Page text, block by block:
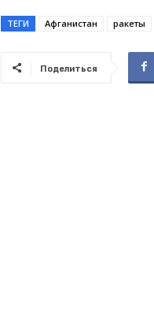
ТЕГИ Афганистан ракеты
Поделиться